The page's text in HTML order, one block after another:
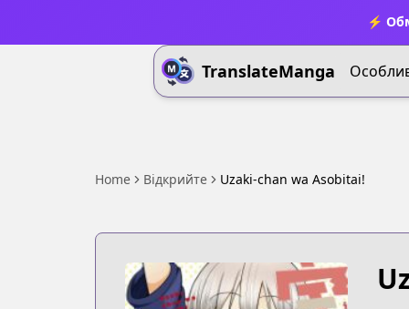
⚡
TranslateManga
Home Відкрийте Uzaki-chan wa Asobitai!